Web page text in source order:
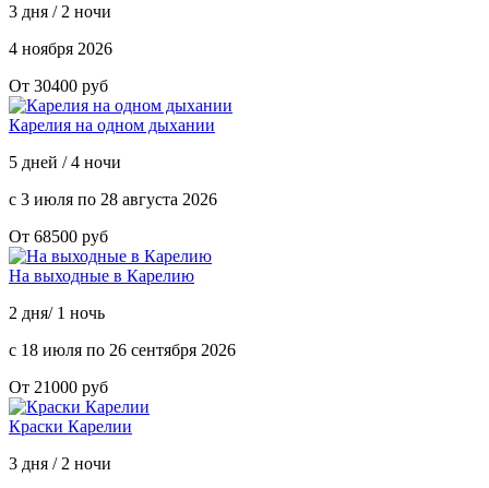
3 дня / 2 ночи
4 ноября 2026
От 30400 руб
Карелия на одном дыхании
5 дней / 4 ночи
с 3 июля по 28 августа 2026
От 68500 руб
На выходные в Карелию
2 дня/ 1 ночь
с 18 июля по 26 сентября 2026
От 21000 руб
Краски Карелии
3 дня / 2 ночи